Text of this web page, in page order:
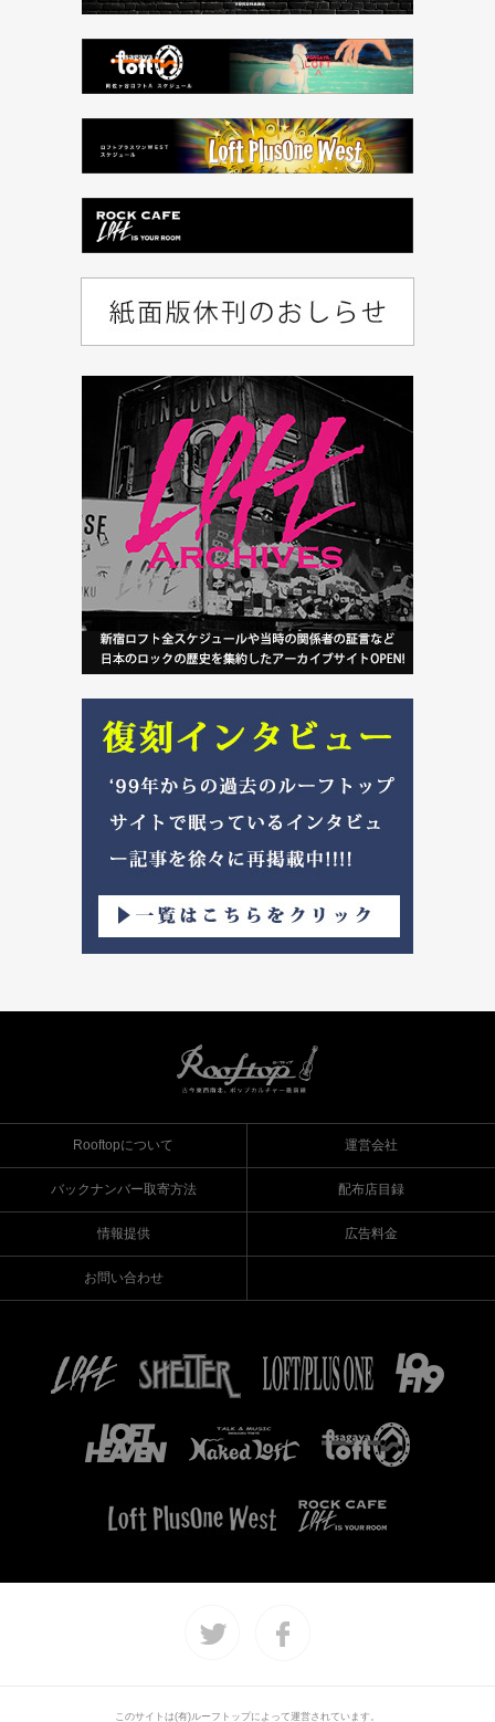
Rooftopについて 運営会社
バックナンバー取寄方法 配布店目録
情報提供 広告料金
お問い合わせ
このサイトは(有)ルーフトップによって運営されています。